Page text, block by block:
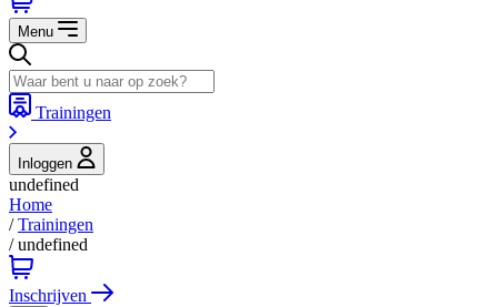
Menu
Trainingen
Inloggen
undefined
Home
/Trainingen
/undefined
Inschrijven